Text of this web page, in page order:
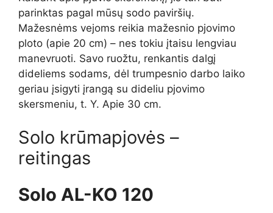
parinktas pagal mūsų sodo paviršių.
Mažesnėms vejoms reikia mažesnio pjovimo
ploto (apie 20 cm) – nes tokiu įtaisu lengviau
manevruoti. Savo ruožtu, renkantis dalgį
dideliems sodams, dėl trumpesnio darbo laiko
geriau įsigyti įrangą su dideliu pjovimo
skersmeniu, t. Y. Apie 30 cm.
Solo krūmapjovės –
reitingas
Solo AL-KO 120